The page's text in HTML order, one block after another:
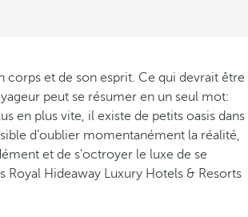
corps et de son esprit. Ce qui devrait être
peut se résumer en un seul mot:
en plus vite, il existe de petits oasis dans
d’oublier momentanément la réalité,
et de s’octroyer le luxe de se
Royal Hideaway Luxury Hotels & Resorts